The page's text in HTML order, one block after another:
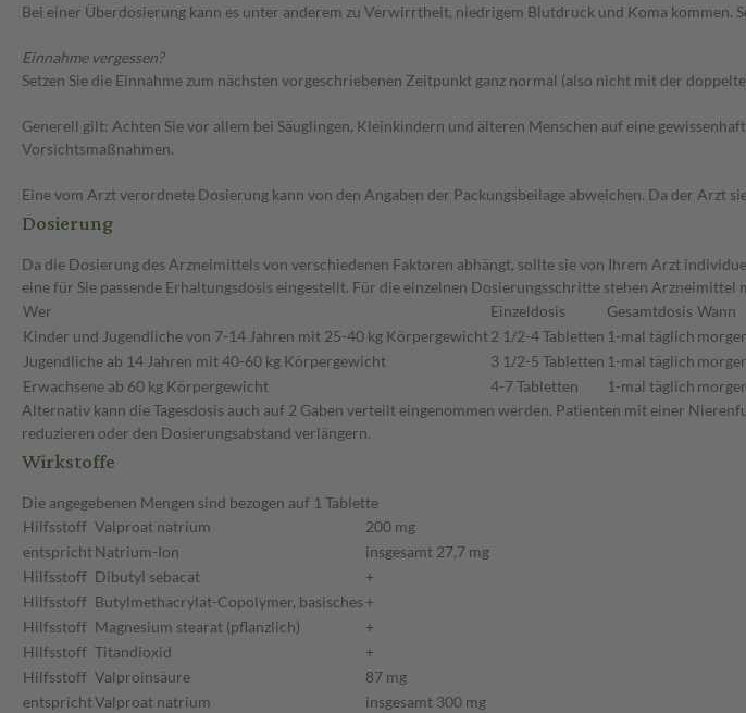
Bei einer Überdosierung kann es unter anderem zu Verwirrtheit, niedrigem Blutdruck und Koma kommen.
Einnahme vergessen?
Setzen Sie die Einnahme zum nächsten vorgeschriebenen Zeitpunkt ganz normal (also nicht mit der
Generell gilt: Achten Sie vor allem bei Säuglingen, Kleinkindern und älteren Menschen auf eine
Vorsichtsmaßnahmen.
Eine vom Arzt verordnete Dosierung kann von den Angaben der Packungsbeilage abweichen. Da der
Dosierung
Da die Dosierung des Arzneimittels von verschiedenen Faktoren abhängt, sollte sie von Ihrem Arzt
eine für Sie passende Erhaltungsdosis eingestellt. Für die einzelnen Dosierungsschritte stehen
Wer
Einzeldosis Gesamtdosis Wann
Kinder und Jugendliche von 7-14 Jahren mit 25-40 kg Körpergewicht2 1/2-4 Tabletten 1-mal täglich
Jugendliche ab 14 Jahren mit 40-60 kg Körpergewicht
3 1/2-5 Tabletten 1-mal täglich
Erwachsene ab 60 kg Körpergewicht
4-7 Tabletten 1-mal täglich
Alternativ kann die Tagesdosis auch auf 2 Gaben verteilt eingenommen werden. Patienten mit einer
reduzieren oder den Dosierungsabstand verlängern.
Wirkstoffe
Die angegebenen Mengen sind bezogen auf 1 Tablette
Hilfsstoff Valproat natrium
200 mg
entsprichtNatrium-Ion
insgesamt 27,7 mg
Hilfsstoff Dibutyl sebacat
+
Hilfsstoff Butylmethacrylat-Copolymer, basisches +
Hilfsstoff Magnesium stearat (pflanzlich)
+
Hilfsstoff Titandioxid
+
Hilfsstoff Valproinsäure
87 mg
entsprichtValproat natrium
insgesamt 300 mg